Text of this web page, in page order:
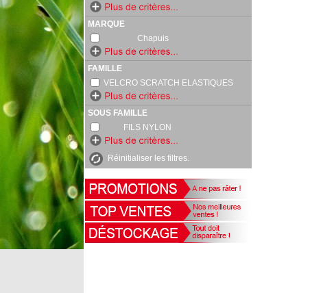
MARQUE
Chapuis
FAMILLE
VELCRO SCRATCH ELASTIQUES
SOUS FAMILLE
FILS NYLON
Réinitialiser les filtres.